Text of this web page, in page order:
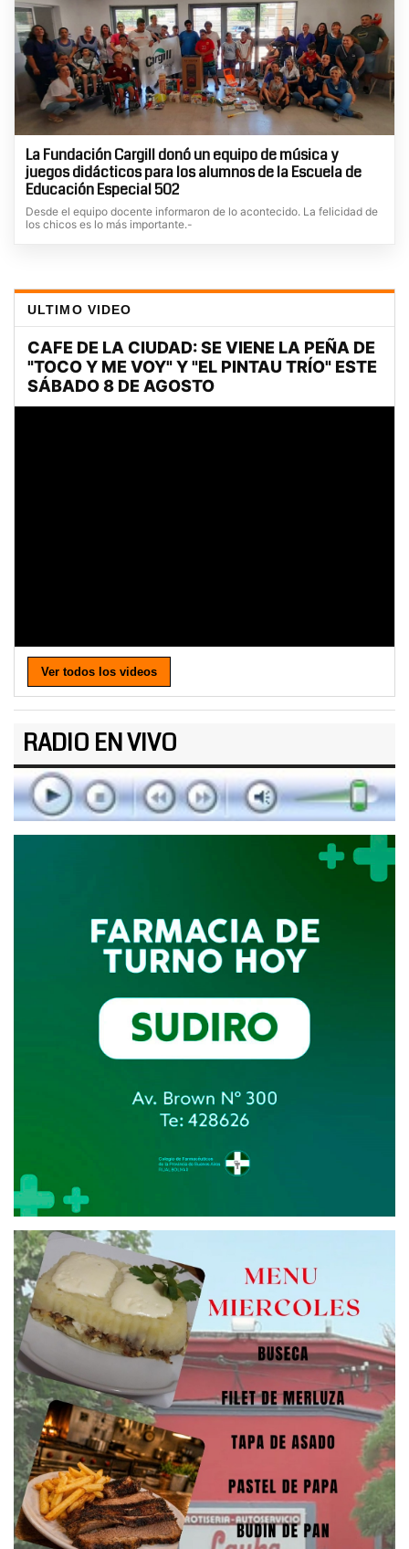
La Fundación Cargill donó un equipo de música y
juegos didácticos para los alumnos de la Escuela de
Educación Especial 502
Desde el equipo docente informaron de lo acontecido. La felicidad de
los chicos es lo más importante.-
ULTIMO VIDEO
Ver todos los videos
RADIO EN VIVO